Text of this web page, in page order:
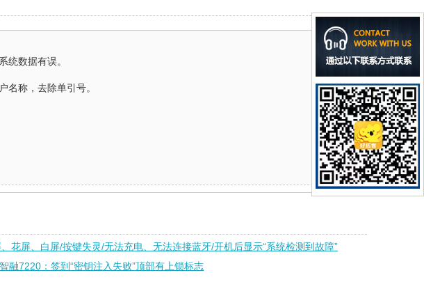
统数据有误。
名称，去除单引号。
花屏、白屏/按键失灵/无法充电、无法连接蓝牙/开机后显示“系统检测到故障”
融7220：签到“密钥注入失败”顶部有上锁标志